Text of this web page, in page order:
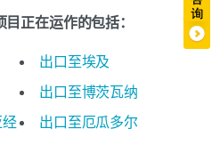
正在运作的包括：
出口至埃及
出口至博茨瓦纳
出口至厄瓜多尔